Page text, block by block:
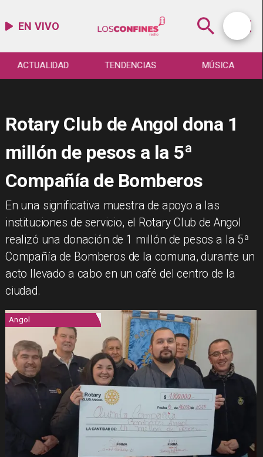
EN VIVO
ACTUALIDAD TENDENCIAS MÚSICA
Rotary Club de Angol dona 1
millón de pesos a la 5ª
Compañía de Bomberos
​En una significativa muestra de apoyo a las
instituciones de servicio, el Rotary Club de Angol
realizó una donación de 1 millón de pesos a la 5ª
Compañía de Bomberos de la comuna, durante un
acto llevado a cabo en un café del centro de la
ciudad.
Angol